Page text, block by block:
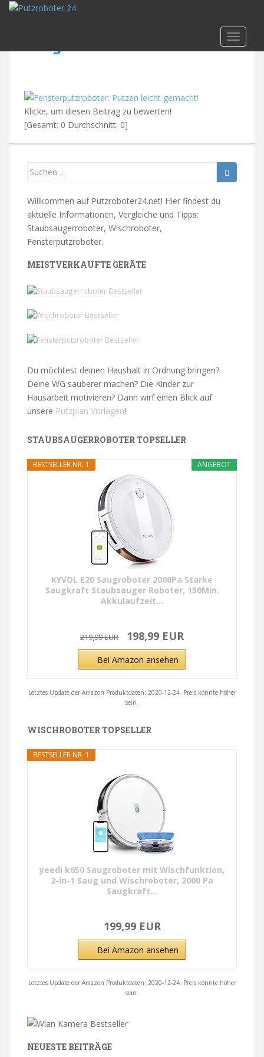
Skip to main content
Klicke, um diesen Beitrag zu bewerten!
[Gesamt: 0 Durchschnitt: 0]
Suchen
Willkommen auf Putzroboter24.net! Hier findest du
aktuelle Informationen, Vergleiche und Tipps:
Staubsaugerroboter, Wischroboter,
Fensterputzroboter.
MEISTVERKAUFTE GERÄTE
Du möchtest deinen Haushalt in Ordnung bringen?
Deine WG sauberer machen? Die Kinder zur
Hausarbeit motivieren? Dann wirf einen Blick auf
unsere Putzplan Vorlagen!
STAUBSAUGERROBOTER TOPSELLER
ANGEBOT
BESTSELLER NR. 1
KYVOL E20 Saugroboter 2000Pa Starke
Saugkraft Staubsauger Roboter, 150Min.
Akkulaufzeit...
219,99 EUR 198,99 EUR
Bei Amazon ansehen
Letztes Update der Amazon Produktdaten: 2020-12-24. Preis könnte höher
sein.
WISCHROBOTER TOPSELLER
BESTSELLER NR. 1
yeedi k650 Saugroboter mit Wischfunktion,
2-in-1 Saug und Wischroboter, 2000 Pa
Saugkraft...
199,99 EUR
Bei Amazon ansehen
Letztes Update der Amazon Produktdaten: 2020-12-24. Preis könnte höher
sein.
NEUESTE BEITRÄGE